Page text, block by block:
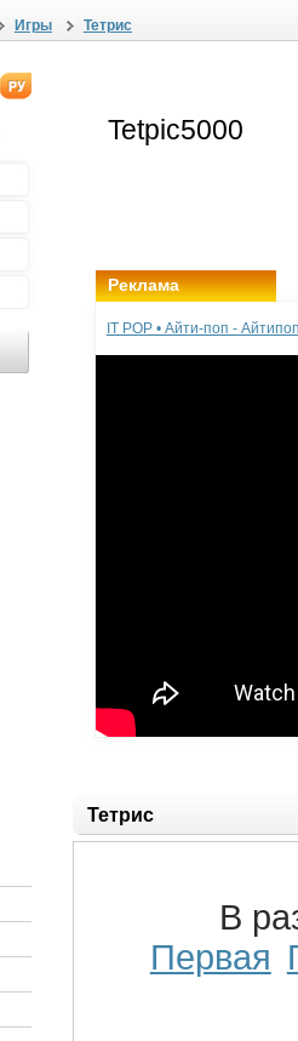
Игры Тетрис
Реклама
IT POP • Айти-поп -
Тетрис
В
Первая